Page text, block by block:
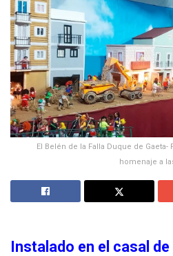
El Belén de la Falla Duque de
homenaje a
Instalado en el casal